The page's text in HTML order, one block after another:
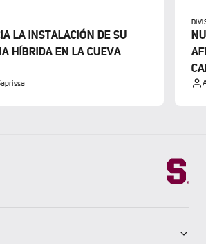
LA INSTALACIÓN DE SU
HÍBRIDA EN LA CUEVA